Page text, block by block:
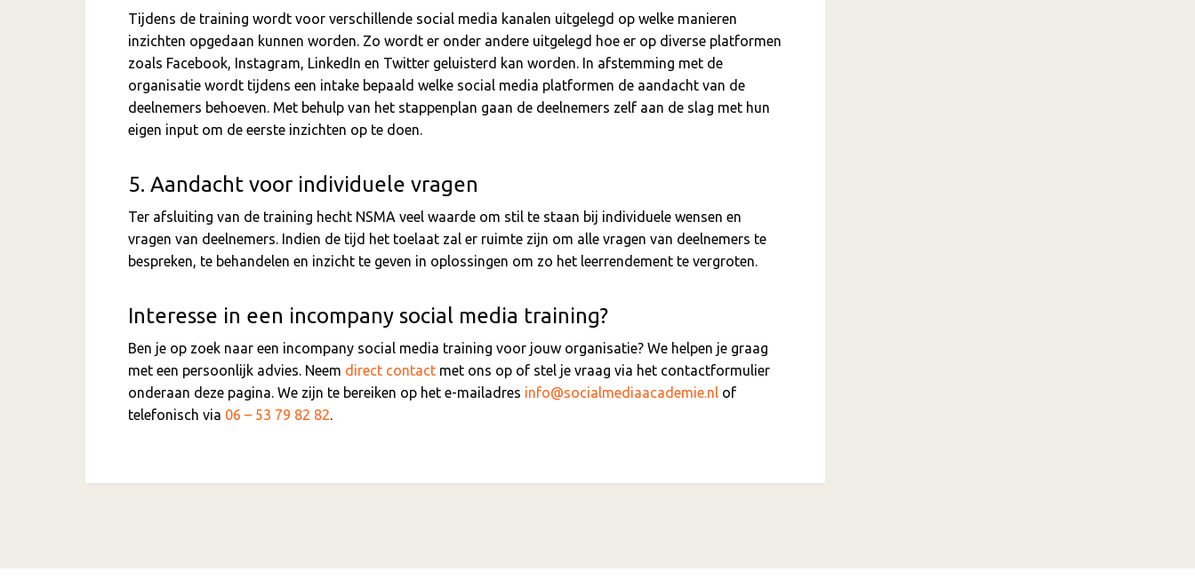
Tijdens de training wordt voor verschillende social media kanalen uitgelegd op welke manieren
inzichten opgedaan kunnen worden. Zo wordt er onder andere uitgelegd hoe er op diverse platformen
zoals Facebook, Instagram, LinkedIn en Twitter geluisterd kan worden. In afstemming met de
organisatie wordt tijdens een intake bepaald welke social media platformen de aandacht van de
deelnemers behoeven. Met behulp van het stappenplan gaan de deelnemers zelf aan de slag met hun
eigen input om de eerste inzichten op te doen.
5. Aandacht voor individuele vragen
Ter afsluiting van de training hecht NSMA veel waarde om stil te staan bij individuele wensen en
vragen van deelnemers. Indien de tijd het toelaat zal er ruimte zijn om alle vragen van deelnemers te
bespreken, te behandelen en inzicht te geven in oplossingen om zo het leerrendement te vergroten.
Interesse in een incompany social media training?
Ben je op zoek naar een incompany social media training voor jouw organisatie? We helpen je graag
met een persoonlijk advies. Neem direct contact met ons op of stel je vraag via het contactformulier
onderaan deze pagina. We zijn te bereiken op het e-mailadres info@socialmediaacademie.nl of
telefonisch via 06 – 53 79 82 82.